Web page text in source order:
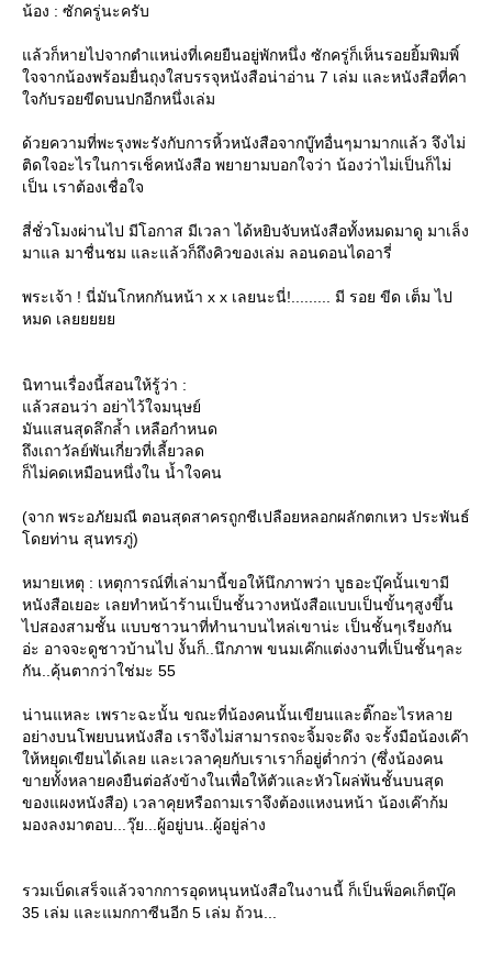
น้อง : ซักครู่นะครับ
ล้วก็หายไปจากตำแหน่งที่เคยยืนอยู่พักหนึ่ง ซักครู่ก็เห็นรอยยิ้มพิมพิ์
จจากน้องพร้อมยื่นถุงใสบรรจุหนังสือน่าอ่าน 7 เล่ม และหนังสือที่คา
จกับรอยขีดบนปกอีกหนึ่งเล่ม
ด้วยความที่พะรุงพะรังกับการหิ้วหนังสือจากบู๊ทอื่นๆมามากแล้ว จึงไม่
ติดใจอะไรในการเช็คหนังสือ พยายามบอกใจว่า น้องว่าไม่เป็นก็ไม่
เป็น เราต้องเชื่อใจ
สี่ชั่วโมงผ่านไป มีโอกาส มีเวลา ได้หยิบจับหนังสือทั้งหมดมาดู มาเล็ง
มาแล มาชื่นชม และแล้วก็ถึงคิวของเล่ม ลอนดอนไดอารี่
พระเจ้า ! นี่มันโกหกกันหน้า x x เลยนะนี่!......... มี รอย ขีด เต็ม ไป
หมด เล
นิทานเรื่องนี้สอนให้รู้ว่า :
ล้วสอนว่า อย่าไว้ใจมนุษย์
มันแสนสุดลึกล้ำ เหลือกำหนด
ถึงเถาวัลย์พันเกี่ยวที่เลี้ยวลด
ก็ไม่คดเหมือนหนึ่งใน น้ำใจคน
(จาก พระอภัยมณี ตอนสุดสาครถูกชีเปลือยหลอกผลักตกเหว ประพันธ์
ดยท่าน สุนทรภู่)
หมายเหตุ : เหตุการณ์ที่เล่ามานี้ขอให้นึกภาพว่า บูธอะบุ๊คนั้นเขามี
หนังสือเยอะ เลยทำหน้าร้านเป็นชั้นวางหนังสือแบบเป็นขั้นๆสูงขึ้น
ไปสองสามชั้น แบบชาวนาที่ทำนาบนไหล่เขาน่ะ เป็นชั้นๆเรียงกัน
อ่ะ อาจจะดูชาวบ้านไป งั้นก็..นึกภาพ ขนมเค๊กแต่งงานที่เป็นชั้นๆละ
กัน..คุ้นตากว่าใช่มะ 55
น่านแหละ เพราะฉะนั้น ขณะที่น้องคนนั้นเขียนและติ๊กอะไรหลา
อย่างบนโพยบนหนังสือ เราจึงไม่สามารถจะจิ้มจะดึง จะรั้งมือน้องเค๊า
ห้หยุดเขียนได้เลย และเวลาคุยกับเราเราก็อยู่ต่ำกว่า (ซึ่งน้องคน
ขายทั้งหลายคงยืนต่อลังข้างในเพื่อให้ตัวและหัวโผล่พ้นชั้นบนสุด
ของแผงหนังสือ) เวลาคุยหรือถามเราจึงต้องแหงนหน้า น้องเค๊าก้ม
มองลงมาตอบ...วุ๊ย...ผู้อยู่บน..ผู้อยู่ล่าง
รวมเบ็ดเสร็จแล้วจากการอุดหนุนหนังสือในงานนี้ ก็เป็นพ็อคเก็ตบุ๊ค
35 เล่ม และแมกกาซีนอีก 5 เล่ม ถ้วน...